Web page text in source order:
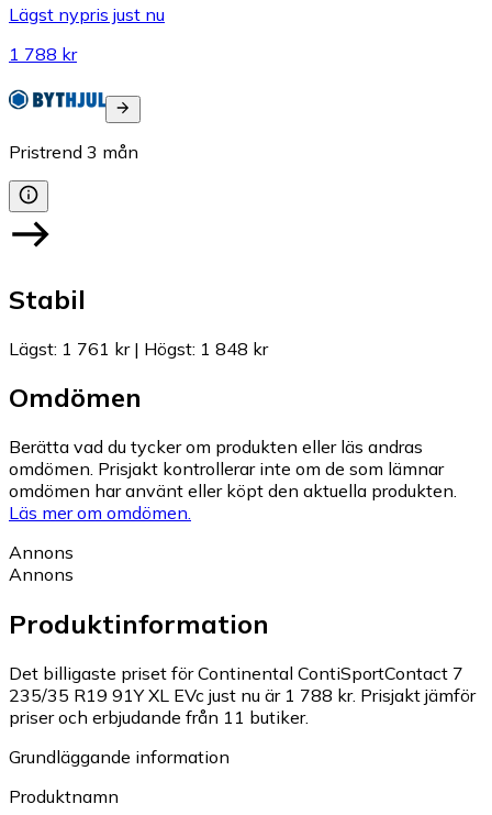
Lägst nypris just nu
1 788 kr
Pristrend 3 mån
Stabil
Lägst: 1 761 kr| Högst: 1 848 kr
Omdömen
Berätta vad du tycker om produkten eller läs andras
omdömen. Prisjakt kontrollerar inte om de som lämnar
omdömen har använt eller köpt den aktuella produkten.
Läs mer om omdömen.
Annons
Annons
Produktinformation
Det billigaste priset för Continental ContiSportContact 7
235/35 R19 91Y XL EVc just nu är 1 788 kr. Prisjakt jämför
priser och erbjudande från 11 butiker.
Grundläggande information
Produktnamn